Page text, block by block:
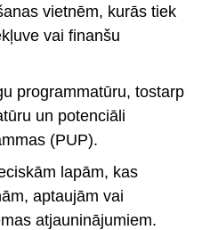
vietnēm, kurās tiek
vai finanšu
programmatūru, tostarp
un potenciāli
(PUP).
lapām, kas
aptaujām vai
atjauninājumiem.